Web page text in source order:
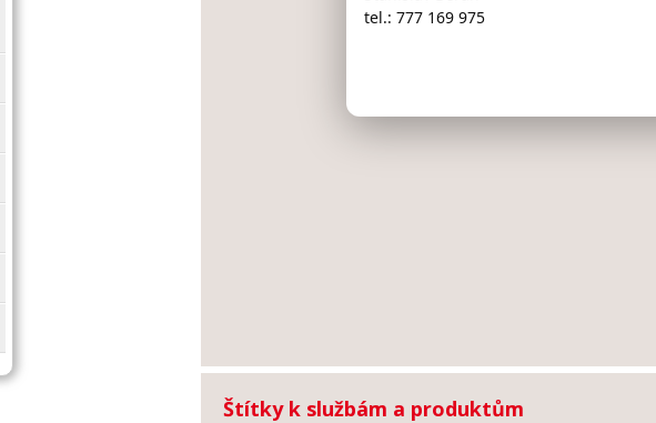
Štítky k službám a produktům
tel.: 777 169 975